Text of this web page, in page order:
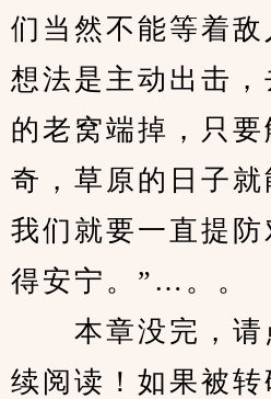
们当然不能等着
想法是主动出击
的老窝端掉，只要
奇，草原的日子就
我们就要一直提
得安宁。”…。。
本章没完，请
续阅读！如果被